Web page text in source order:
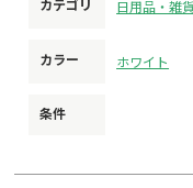
カテゴリ 日用品・雑
カラー ホワイト
条件